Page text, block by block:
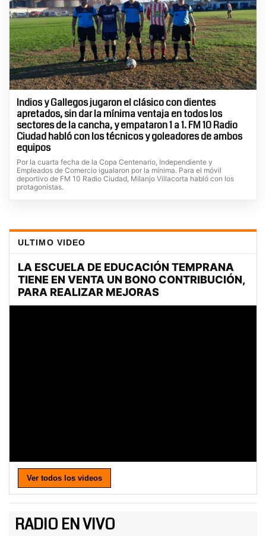
Indios y Gallegos jugaron el clásico con dientes
apretados, sin dar la mínima ventaja en todos los
sectores de la cancha, y empataron 1 a 1. FM 10 Radio
Ciudad habló con los técnicos y goleadores de ambos
equipos
Por la cuarta fecha de la Copa Centenario, Independiente y
Empleados de Comercio igualaron por la mínima. Para el móvil
deportivo de FM 10 Radio Ciudad, Milanjo Villacorta habló con los
protagonistas.
ULTIMO VIDEO
Ver todos los videos
RADIO EN VIVO